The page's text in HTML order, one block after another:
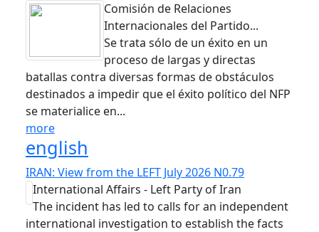
Comisión de Relaciones
Internacionales del Partido...
Se trata sólo de un éxito en un
proceso de largas y directas
batallas contra diversas formas de obstáculos
destinados a impedir que el éxito político del NFP
se materialice en...
more
english
IRAN: View from the LEFT July 2026 N0.79
International Affairs - Left Party of Iran
The incident has led to calls for an independent
international investigation to establish the facts